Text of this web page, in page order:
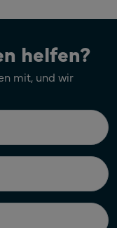
helfen?
mit, und wir